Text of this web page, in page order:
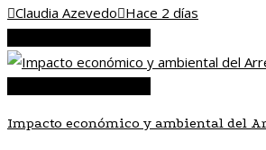
Claudia Azevedo Hace 2 días
Impacto económico y ambiental del